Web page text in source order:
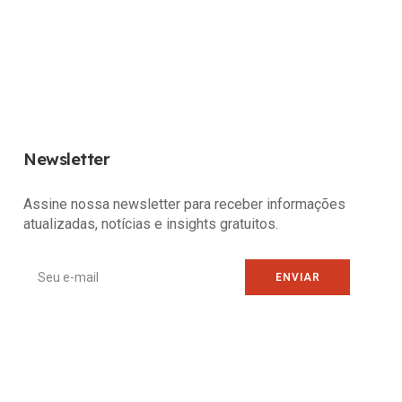
Newsletter
Assine nossa newsletter para receber informações
atualizadas, notícias e insights gratuitos.
ENVIAR